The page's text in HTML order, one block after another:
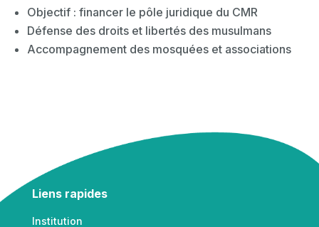
Objectif : financer le pôle juridique du CMR
Défense des droits et libertés des musulmans
Accompagnement des mosquées et associations
Liens rapides
Institution